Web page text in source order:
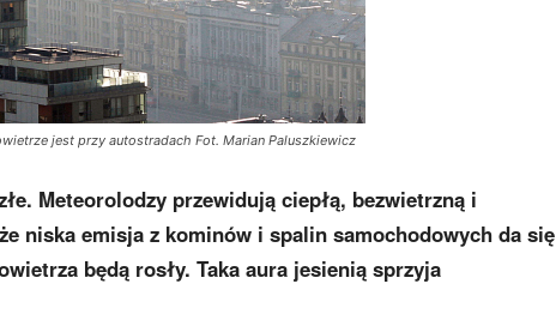
jest przy autostradach Fot. Marian Paluszkiewicz
Meteorolodzy przewidują ciepłą, bezwietrzną i
niska emisja z kominów i spalin samochodowych da się
będą rosły. Taka aura jesienią sprzyja